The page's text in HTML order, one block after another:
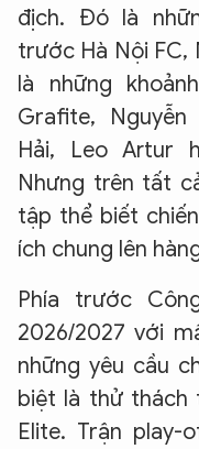
địch. Đó là
trước Hà Nội FC,
là những
Grafite,
Hải, Leo Artur
Nhưng trên tất
tập thể biết
ích chung lên
​Phía trước
2026/2027 với
những yêu cầu
biệt là thử thách
Elite. Trận play-